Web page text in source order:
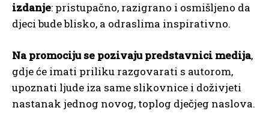
izdanje: pristupačno, razigrano i osmišljeno da
djeci bude blisko, a odraslima inspirativno.
Na promociju se pozivaju predstavnici medija,
gdje će imati priliku razgovarati s autorom,
upoznati ljude iza same slikovnice i doživjeti
nastanak jednog novog, toplog dječjeg naslova.